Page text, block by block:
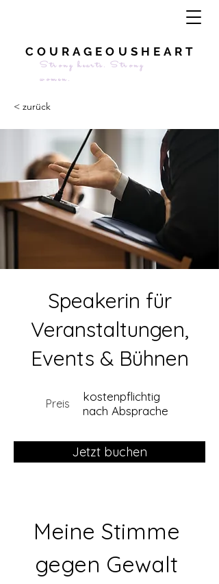
COURAGEOUSHEART
Strong hearts. Strong
women.
< zurück
Speakerin für
Veranstaltungen,
Events & Bühnen
Preis
kostenpflichtig
nach Absprache
Jetzt buchen
Meine Stimme
gegen Gewalt